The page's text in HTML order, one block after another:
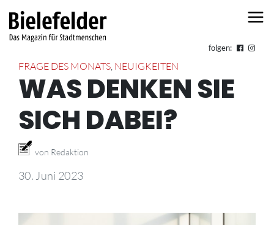
folgen:
FRAGE DES MONATS, NEUIGKEITEN
WAS DENKEN SIE
SICH DABEI?
von Redaktion
30. Juni 2023